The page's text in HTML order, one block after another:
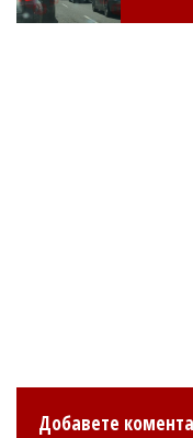
Добавете